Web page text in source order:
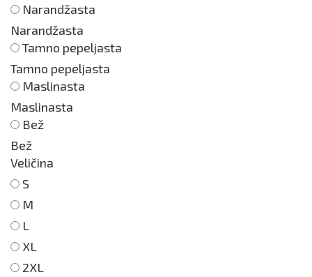
Narandžasta
Narandžasta
Tamno pepeljasta
Tamno pepeljasta
Maslinasta
Maslinasta
Bež
Bež
Veličina
S
M
L
XL
2XL